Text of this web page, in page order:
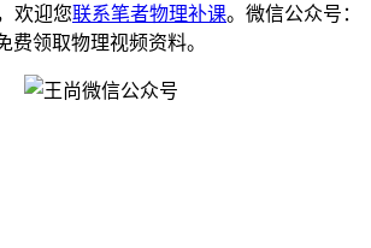
欢迎您联系笔者物理补课。微信公众号：
费领取物理视频资料。